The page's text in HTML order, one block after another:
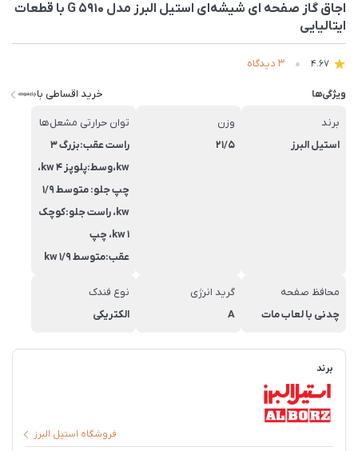
اجاق گاز صفحه ای شیشه‌ای استیل البرز مدل G 5910 با قطعات
ایتالیایی
4.67 3 دیدگاه
ویژگی‌ها خرید اقساطی با
برند
استیل البرز
وزن
21/5
توان حرارتی مشعل‌ها
راست عقب:بزرگ 3
kw،وسط:پلوپز 4 kw،
چپ جلو: متوسط 1/9
kw، راست جلو:کوچک
1 kw، چپ
عقب:متوسط 1/9 kw
محافظ صفحه
چدنی با لعاب مات
گرید انرژی
A
نوع فندک
الکتریکی
برند
فروشگاه استیل البرز